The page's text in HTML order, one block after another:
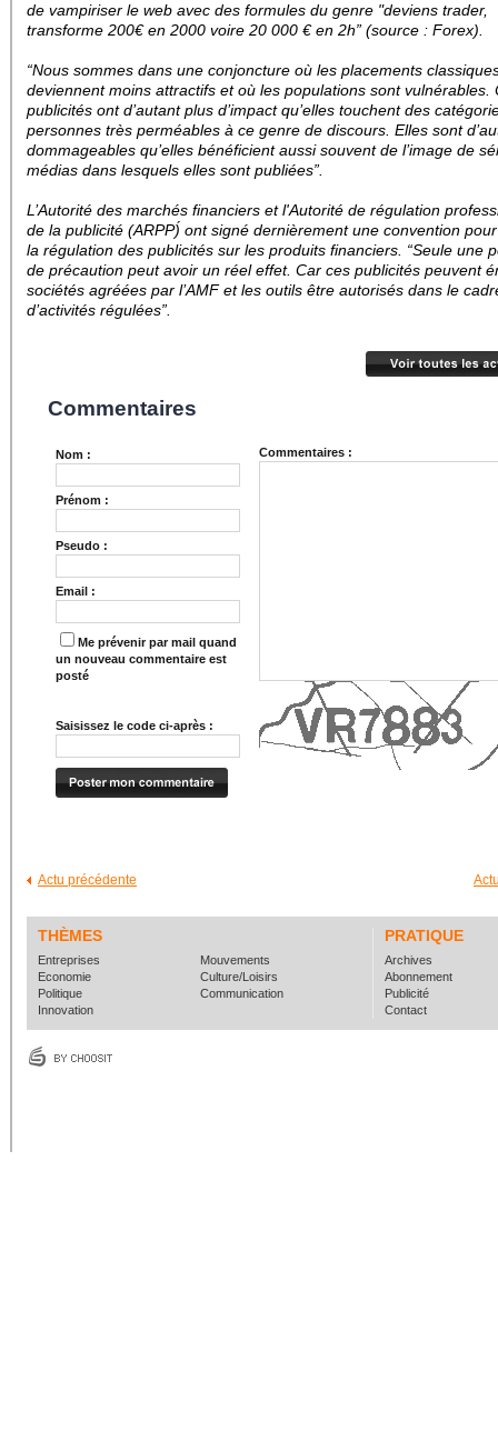
de vampiriser le web avec des formules du genre "deviens trader,
transforme 200€ en 2000 voire 20 000 € en 2h” (source : Forex).
“Nous sommes dans une conjoncture où les placements
deviennent moins attractifs et où les populations sont vulnérables.
publicités ont d’autant plus d’impact qu’elles touchent des
personnes très perméables à ce genre de discours. Elles sont
dommageables qu’elles bénéficient aussi souvent de l’image de
médias dans lesquels elles sont publiées”.
L’Autorité des marchés financiers et l'Autorité de régulation
de la publicité (ARPP)́ ont signé dernièrement une convention
la régulation des publicités sur les produits financiers. “Seule une
de précaution peut avoir un réel effet. Car ces publicités peuvent
sociétés agréées par l’AMF et les outils être autorisés dans le
d’activités régulées”.
Commentaires
Nom :
Prénom :
Pseudo :
Email :
Me prévenir par mail quand
un nouveau commentaire est
posté
Saisissez le code ci-après :
Commentaires :
Actu précédente
THÈMES PRATIQUE
Entreprises
Economie
Politique
Innovation
Mouvements
Culture/Loisirs
Communication
Archives
Abonnement
Publicité
Contact